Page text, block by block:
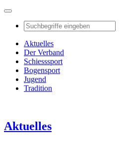
Aktuelles
Der Verband
Schiesssport
Bogensport
Jugend
Tradition
Aktuelles